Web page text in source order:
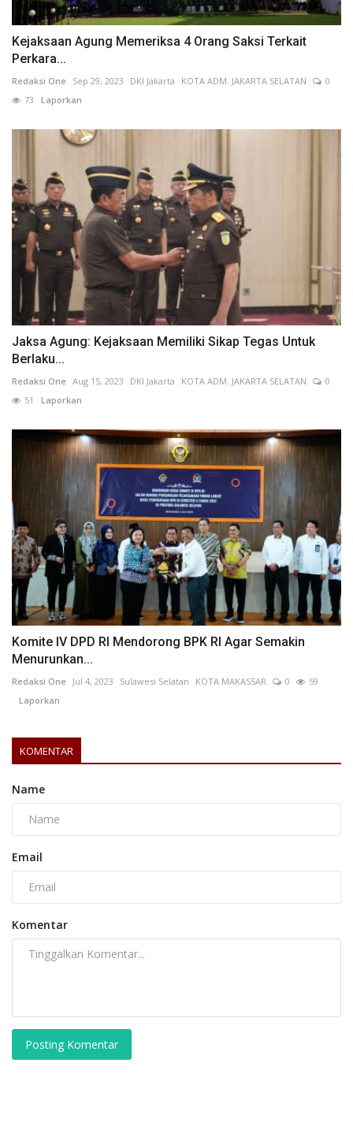
Kejaksaan Agung Memeriksa 4 Orang Saksi Terkait
Perkara...
Redaksi One Sep 29, 2023 DKI Jakarta KOTA ADM. JAKARTA SELATAN
0
73 Laporkan
Jaksa Agung: Kejaksaan Memiliki Sikap Tegas Untuk
Berlaku...
Redaksi One Aug 15, 2023 DKI Jakarta KOTA ADM. JAKARTA SELATAN
0
51
Laporkan
Komite IV DPD RI Mendorong BPK RI Agar Semakin
Menurunkan...
Redaksi One Jul 4, 2023 Sulawesi Selatan KOTA MAKASSAR 0
59
Laporkan
KOMENTAR
Name
Email
Komentar
Posting Komentar